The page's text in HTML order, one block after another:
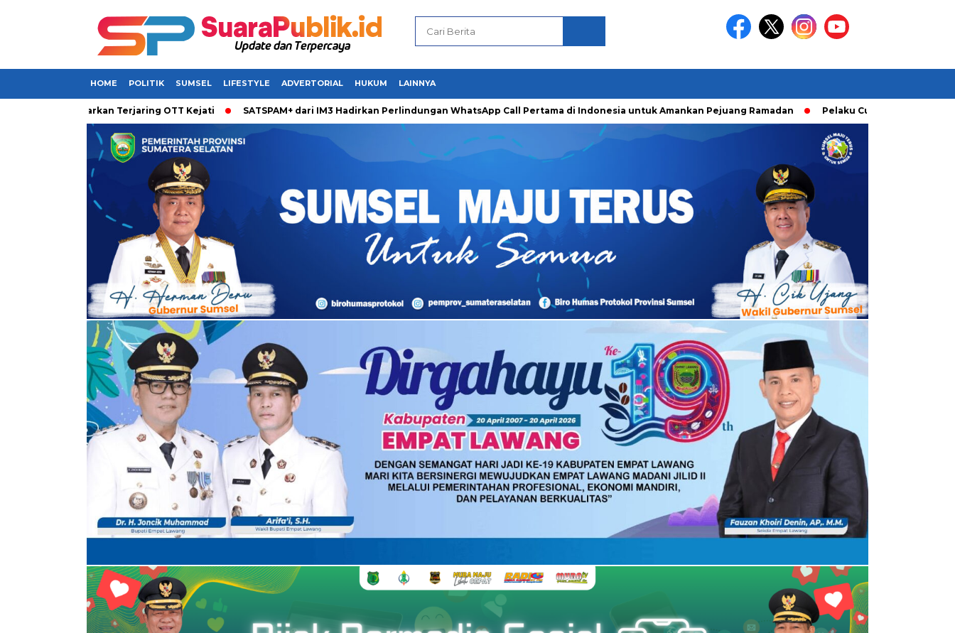
HOME POLITIK SUMSEL LIFESTYLE ADVERTORIAL HUKUM LAINNYA
Dikabarkan Terjaring OTT Kejati SATSPAM+ dari IM3 Hadirkan Perlindungan WhatsApp Call Pertama di Indonesia untuk Amankan Pejuang Ramadan Pelaku Curanmor diringkusi Unit